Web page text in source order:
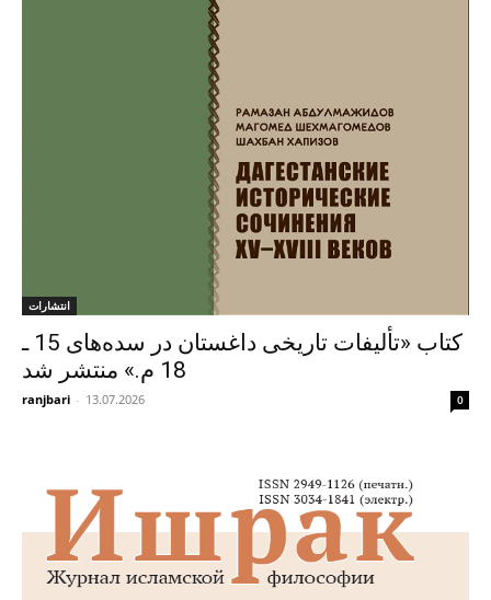
انتشارات
کتاب «تألیفات تاریخی داغستان در سده‌های 15 ـ
18 م.» منتشر شد
ranjbari - 13.07.2026 0